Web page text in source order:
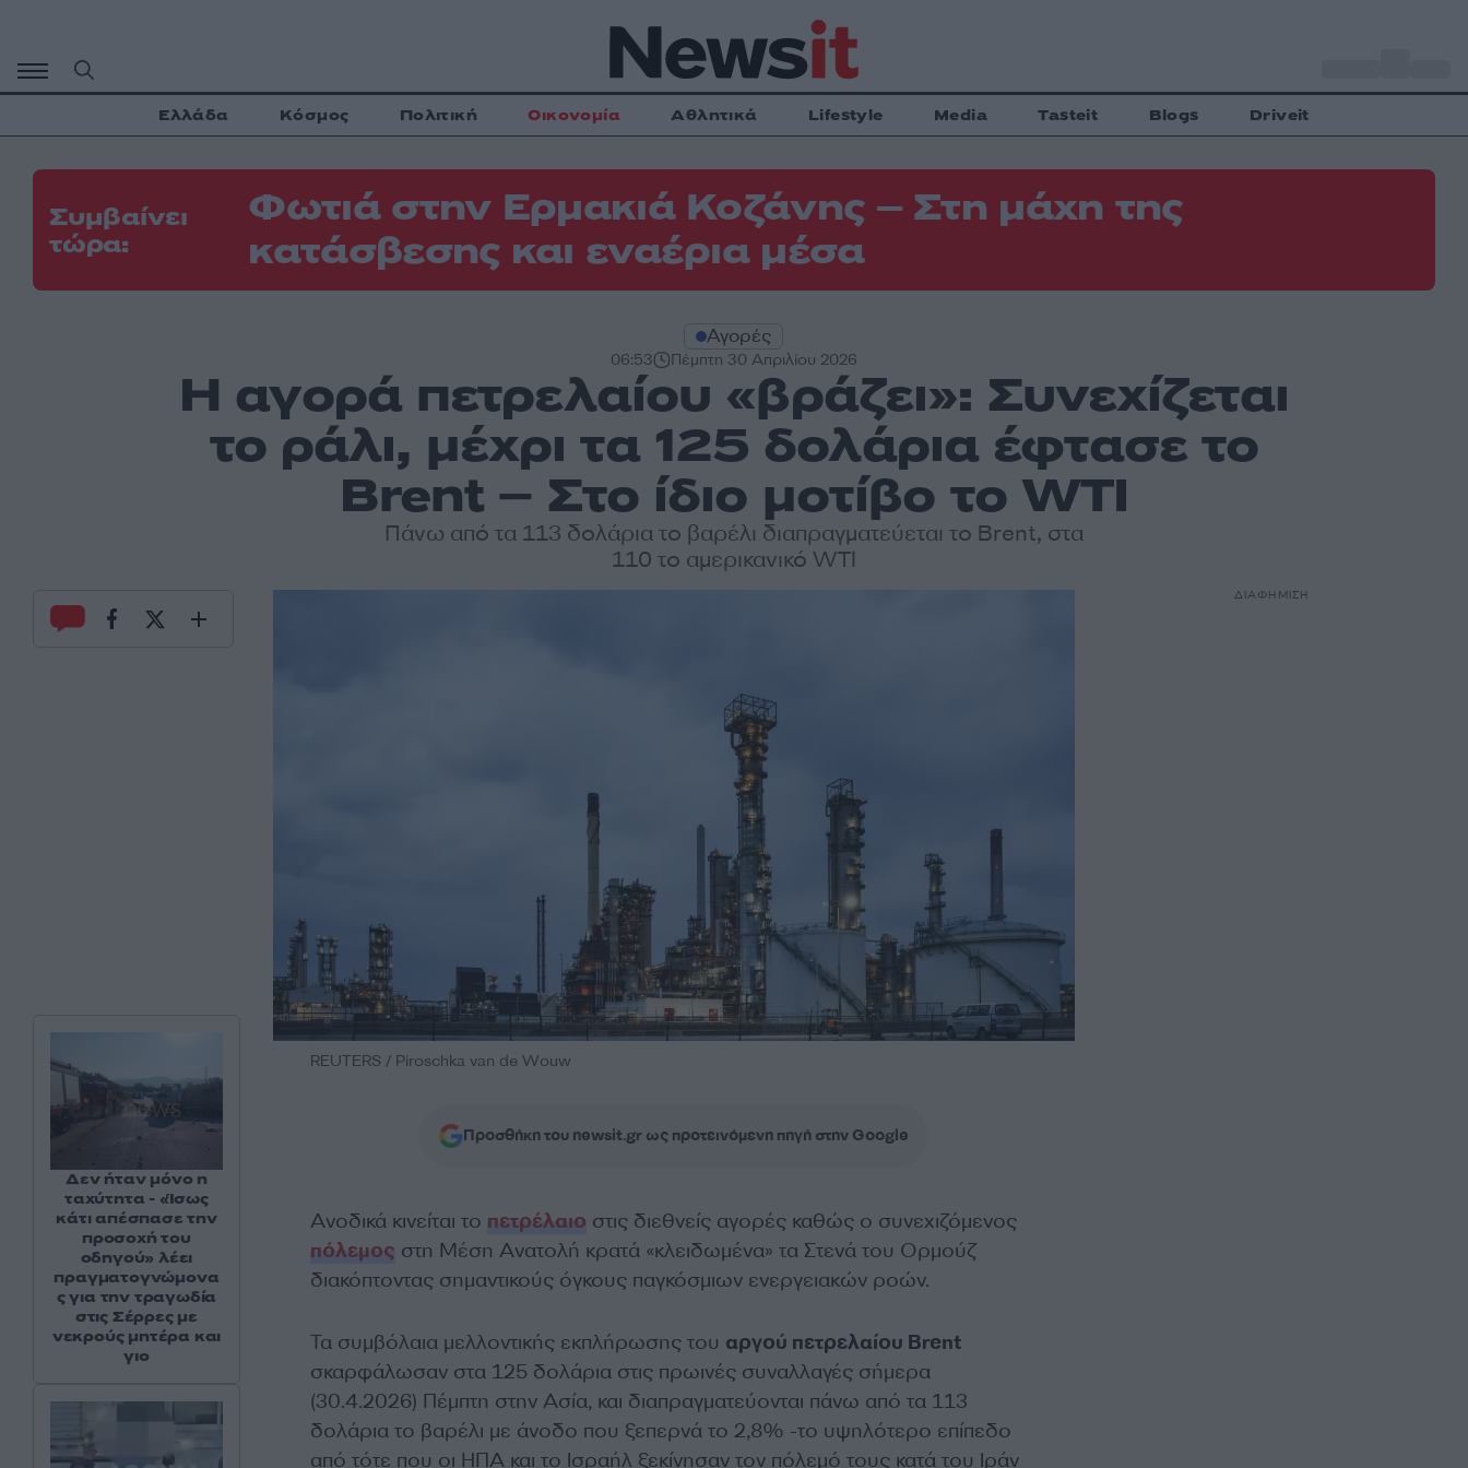
περιεχόμενο
Ελλάδα Κόσμος Πολιτική Οικονομία Αθλητικά Lifestyle Media Tasteit Blogs Driveit
Συμβαίνει
τώρα:
Φωτιά στην Ερμακιά Κοζάνης – Στη μάχη της
κατάσβεσης και εναέρια μέσα
Αγορές
06:53 Πέμπτη 30 Απριλίου 2026
Η αγορά πετρελαίου «βράζει»: Συνεχίζεται
το ράλι, μέχρι τα 125 δολάρια έφτασε το
Brent – Στο ίδιο μοτίβο το WTI
Πάνω από τα 113 δολάρια το βαρέλι διαπραγματεύεται το Brent, στα
110 το αμερικανικό WTI
REUTERS / Piroschka van de Wouw
Προσθήκη του newsit.gr ως προτεινόμενη πηγή στην Google
Ανοδικά κινείται το πετρέλαιο στις διεθνείς αγορές καθώς ο συνεχιζόμενος
πόλεμος στη Μέση Ανατολή κρατά «κλειδωμένα» τα Στενά του Ορμούζ
διακόπτοντας σημαντικούς όγκους παγκόσμιων ενεργειακών ροών.
Τα συμβόλαια μελλοντικής εκπλήρωσης του αργού πετρελαίου Brent
σκαρφάλωσαν στα 125 δολάρια στις πρωινές συναλλαγές σήμερα
(30.4.2026) Πέμπτη στην Ασία, και διαπραγματεύονται πάνω από τα 113
δολάρια το βαρέλι με άνοδο που ξεπερνά το 2,8% -το υψηλότερο επίπεδο
από τότε που οι ΗΠΑ και το Ισραήλ ξεκίνησαν τον πόλεμό τους κατά του Ιράν
Δεν ήταν μόνο η
ταχύτητα - «Ίσως
κάτι απέσπασε την
προσοχή του
οδηγού» λέει
πραγματογνώμονα
ς για την τραγωδία
στις Σέρρες με
νεκρούς μητέρα και
γιο
ΔΙΑΦΗΜΙΣΗ